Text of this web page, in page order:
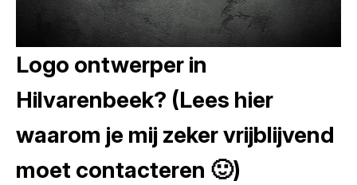
Logo ontwerper in
Hilvarenbeek? (Lees hier
waarom je mij zeker vrijblijvend
moet contacteren 🙂)